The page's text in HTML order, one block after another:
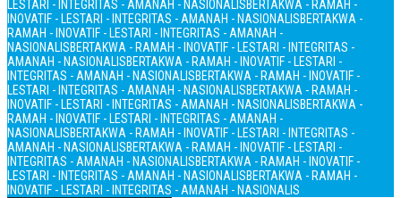
LESTARI - INTEGRITAS - AMANAH - NASIONALISBERTAKWA - RAMAH -
INOVATIF - LESTARI - INTEGRITAS - AMANAH - NASIONALISBERTAKWA -
RAMAH - INOVATIF - LESTARI - INTEGRITAS - AMANAH -
NASIONALISBERTAKWA - RAMAH - INOVATIF - LESTARI - INTEGRITAS -
AMANAH - NASIONALISBERTAKWA - RAMAH - INOVATIF - LESTARI -
INTEGRITAS - AMANAH - NASIONALISBERTAKWA - RAMAH - INOVATIF -
LESTARI - INTEGRITAS - AMANAH - NASIONALISBERTAKWA - RAMAH -
INOVATIF - LESTARI - INTEGRITAS - AMANAH - NASIONALISBERTAKWA -
RAMAH - INOVATIF - LESTARI - INTEGRITAS - AMANAH -
NASIONALISBERTAKWA - RAMAH - INOVATIF - LESTARI - INTEGRITAS -
AMANAH - NASIONALISBERTAKWA - RAMAH - INOVATIF - LESTARI -
INTEGRITAS - AMANAH - NASIONALISBERTAKWA - RAMAH - INOVATIF -
LESTARI - INTEGRITAS - AMANAH - NASIONALISBERTAKWA - RAMAH -
INOVATIF - LESTARI - INTEGRITAS - AMANAH - NASIONALIS